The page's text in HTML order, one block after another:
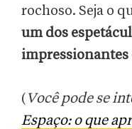
rochoso. Seja o
um dos
impressionantes
( Você pode se
Espaço: o que